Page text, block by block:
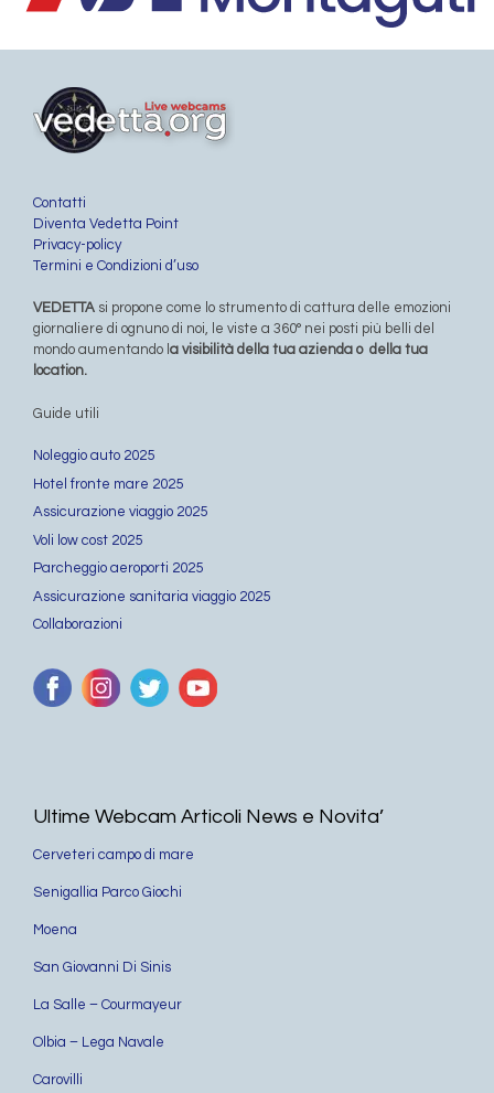
Contatti
Diventa Vedetta Point
Privacy-policy
Termini e Condizioni d’uso
VEDETTA si propone come lo strumento di cattura delle emozioni
giornaliere di ognuno di noi, le viste a 360° nei posti più belli del
mondo aumentando l a visibilità della tua azienda o della tua
location.
Guide utili
Noleggio auto 2025
Hotel fronte mare 2025
Assicurazione viaggio 2025
Voli low cost 2025
Parcheggio aeroporti 2025
Assicurazione sanitaria viaggio 2025
Collaborazioni
Ultime Webcam Articoli News e Novita’
Cerveteri campo di mare
Senigallia Parco Giochi
Moena
San Giovanni Di Sinis
La Salle – Courmayeur
Olbia – Lega Navale
Carovilli